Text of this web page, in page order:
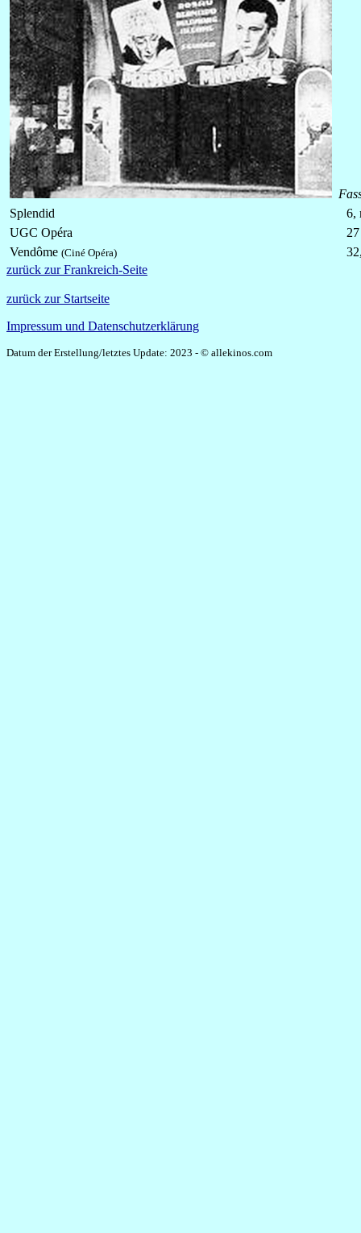
Splendid
6,
UGC Opéra
Vendôme (Ciné Opéra)
zurück zur Frankreich-Seite
zurück zur Startseite
Impressum und Datenschutzerklärung
Datum der Erstellung/letztes Update: 2023 - © allekinos.com